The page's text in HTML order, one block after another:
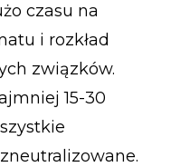
czasu na
i rozkład
związków.
15-30